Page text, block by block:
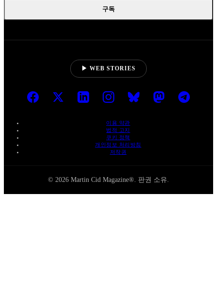
구독
▶ WEB STORIES
이용 약관
법적 고지
쿠키 정책
개인정보 처리방침
저작권
© 2026 Martin Cid Magazine®. 판권 소유.